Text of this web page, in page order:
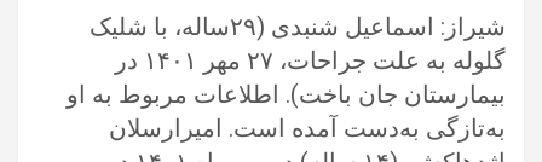
شیراز: اسماعیل شنبدی (۲۹ساله، با شلیک
گلوله به علت جراحات، ۲۷ مهر ۱۴۰۱ در
بیمارستان جان باخت). اطلاعات مربوط به او
به‌تازگی ‏به‌دست آمده است. امیرارسلان